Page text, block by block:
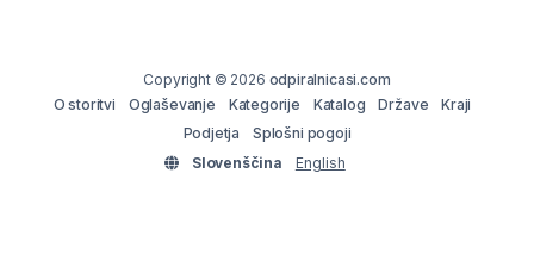
Copyright © 2026 odpiralnicasi.com
O storitvi
Oglaševanje Kategorije Katalog Države
Kraji
Podjetja
Splošni pogoji
Slovenščina
English